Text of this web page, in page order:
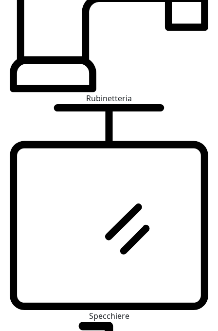
Rubinetteria
Specchiere